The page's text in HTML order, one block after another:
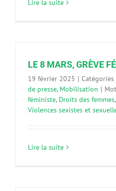
Lire la suite
LE 8 MARS, GRÈVE
19 février 2025 | Catégories
de presse, Mobilisation |
féministe, Droits des femmes,
Violences sexistes et
Lire la suite